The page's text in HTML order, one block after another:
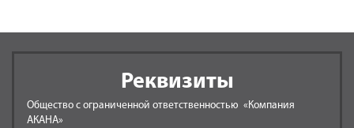
Реквизиты
Общество с ограниченной ответственностью «Компания
АКАНА»